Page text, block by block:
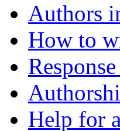
Authors
How to
Help for